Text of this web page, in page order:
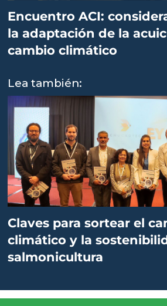
Encuentro ACI:
la adaptación de la
cambio climático
Lea también:
Claves para sortear el
climático y la
salmonicultura